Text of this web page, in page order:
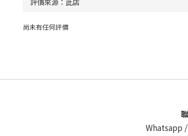
尚未有任何評價
Whatsapp /